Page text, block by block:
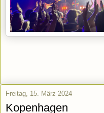
Freitag, 15. März 2024
Kopenhagen